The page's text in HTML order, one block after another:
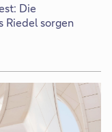
Die
Riedel sorgen